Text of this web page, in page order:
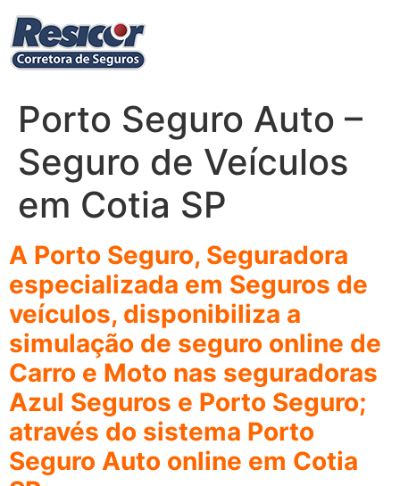
para
conteúdo
Porto Seguro Auto –
Seguro de Veículos
em Cotia SP
A Porto Seguro, Seguradora
especializada em Seguros de
veículos, disponibiliza a
simulação de seguro online de
Carro e Moto nas seguradoras
Azul Seguros e Porto Seguro;
através do sistema Porto
Seguro Auto online em Cotia